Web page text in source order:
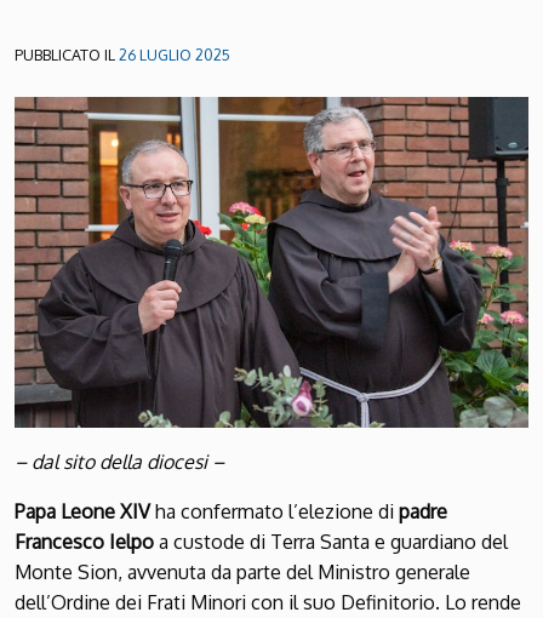
PUBBLICATO IL26 LUGLIO 2025
– dal sito della diocesi –
Papa Leone XIVha confermato l’elezione di padre
Francesco Ielpo a custode di Terra Santa e guardiano del
Monte Sion, avvenuta da parte del Ministro generale
dell’Ordine dei Frati Minori con il suo Definitorio. Lo rende